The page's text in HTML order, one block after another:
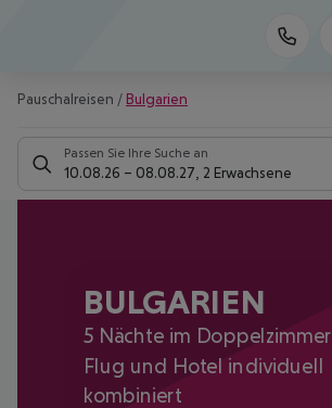
Pauschalreisen / Bulgarien
Passen Sie Ihre Suche an
10.08.26 – 08.08.27 2 Erwachsene
BULGARIEN
5 Nächte im Doppelzimmer
Flug und Hotel individuell
kombiniert